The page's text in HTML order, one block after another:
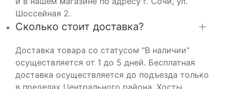
Шоссейная 2.
Сколько стоит доставка?
Доставка товара со статусом "В наличии"
осуществляется от 1 до 5 дней. Бесплатная
доставка осуществляется до подъезда только
в пределах Центрального района, Хосты,